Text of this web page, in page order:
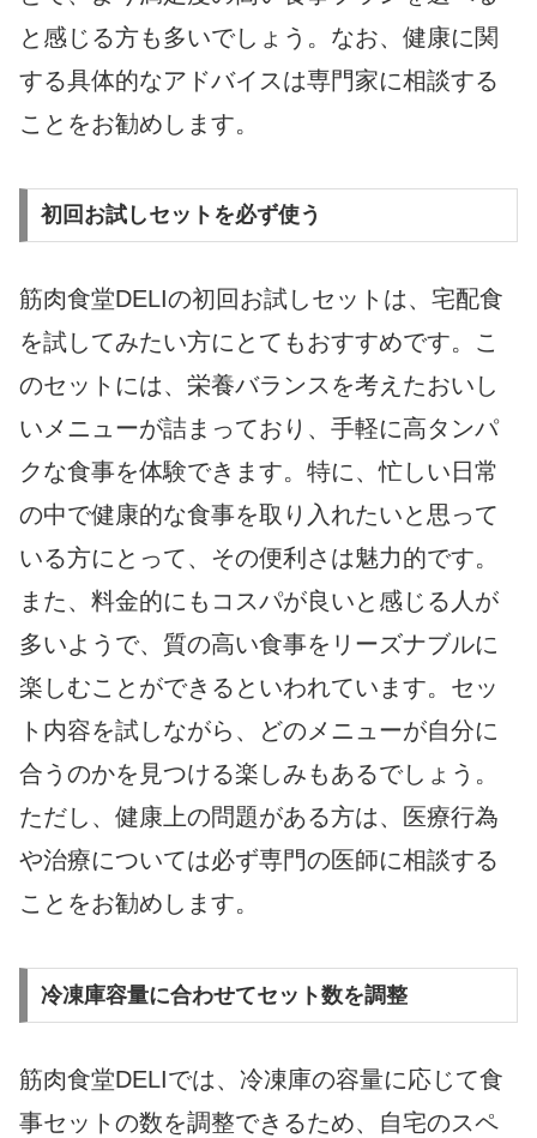
と感じる方も多いでしょう。なお、健康に関
する具体的なアドバイスは専門家に相談する
ことをお勧めします。
初回お試しセットを必ず使う
筋肉食堂DELIの初回お試しセットは、宅配食
を試してみたい方にとてもおすすめです。こ
のセットには、栄養バランスを考えたおいし
いメニューが詰まっており、手軽に高タンパ
クな食事を体験できます。特に、忙しい日常
の中で健康的な食事を取り入れたいと思って
いる方にとって、その便利さは魅力的です。
また、料金的にもコスパが良いと感じる人が
多いようで、質の高い食事をリーズナブルに
楽しむことができるといわれています。セッ
ト内容を試しながら、どのメニューが自分に
合うのかを見つける楽しみもあるでしょう。
ただし、健康上の問題がある方は、医療行為
や治療については必ず専門の医師に相談する
ことをお勧めします。
冷凍庫容量に合わせてセット数を調整
筋肉食堂DELIでは、冷凍庫の容量に応じて食
事セットの数を調整できるため、自宅のスペ